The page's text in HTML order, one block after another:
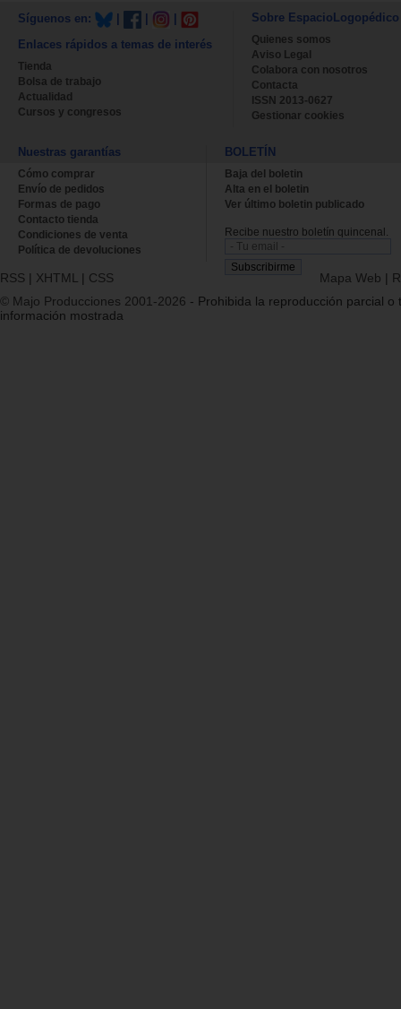
Síguenos en:
Enlaces rápidos a temas de interés
Tienda
Bolsa de trabajo
Actualidad
Cursos y congresos
Sobre EspacioLogopédico
Quienes somos
Aviso Legal
Colabora con nosotros
Contacta
ISSN 2013-0627
Gestionar cookies
Nuestras garantías
Cómo comprar
Envío de pedidos
Formas de pago
Contacto tienda
Condiciones de venta
Política de devoluciones
BOLETÍN
Baja del boletin
Alta en el boletin
Ver último boletin publicado
Recibe nuestro boletín quincenal.
RSS | XHTML | CSS Mapa Web |
© Majo Producciones 2001-2026 - Prohibida la reproducción parcial o
información mostrada